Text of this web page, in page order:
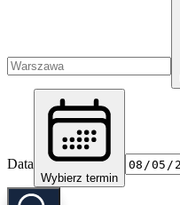
Data
Wybierz termin